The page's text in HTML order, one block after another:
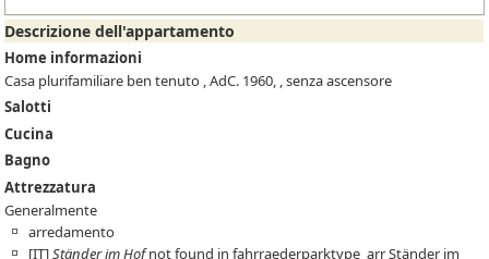
Descrizione dell'appartamento
Home informazioni
Casa plurifamiliare ben tenuto , AdC. 1960, , senza ascensore
Salotti
Cucina
Bagno
Attrezzatura
Generalmente
arredamento
[IT]Ständer im Hofnot found in fahrraederparktype_arrStänder im